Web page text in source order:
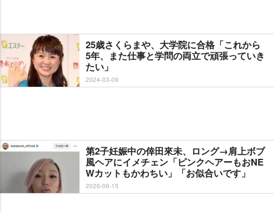
25歳さくらまや、大学院に合格「これから
5年、また仕事と学問の両立で頑張っていき
たい」
2024-03-09
第2子妊娠中の倖田來未、ロング→肩上ボブ
風ヘアにイメチェン「ピンクヘアーもおNE
Wカットもかわちい」「お似合いです」
2026-06-15